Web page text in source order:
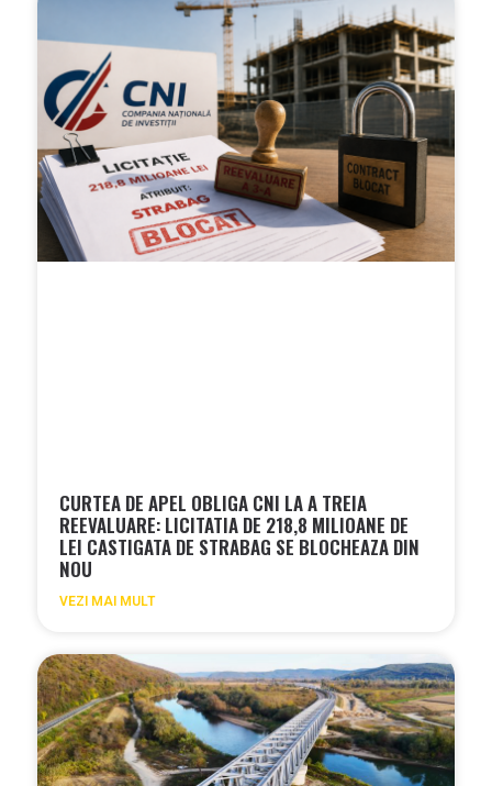
CURTEA DE APEL OBLIGA CNI LA A TREIA
REEVALUARE: LICITATIA DE 218,8 MILIOANE DE
LEI CASTIGATA DE STRABAG SE BLOCHEAZA DIN
NOU
VEZI MAI MULT